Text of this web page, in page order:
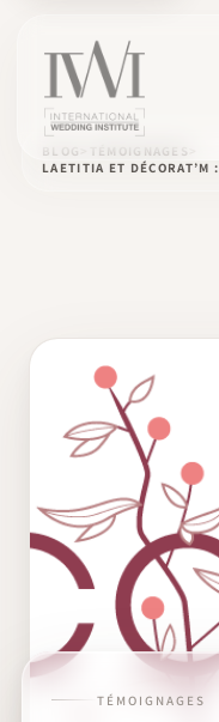
BLOG
TÉMOIGNAGES
LAETITIA ET DÉCORAT’M
TÉMOIGNAGES